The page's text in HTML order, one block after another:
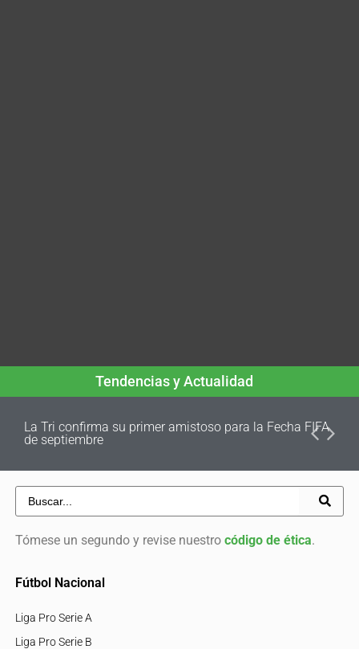
Tendencias y Actualidad
La Tri confirma su primer amistoso para la Fecha FIFA
de septiembre
Tómese un segundo y revise nuestro código de ética.
Fútbol Nacional
Liga Pro Serie A
Liga Pro Serie B